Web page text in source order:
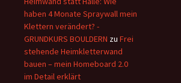
haben 4 Monate Spraywall mein
Klettern verändert? -
GRUNDKURS BOULDERN zu Frei
stehende Heimkletterwand
bauen – mein Homeboard 2.0
im Detail erklärt